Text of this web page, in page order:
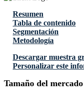
Resumen
Tabla de contenido
Segmentación
Metodología
Descargar muestra
Personalizar este
Tamaño del